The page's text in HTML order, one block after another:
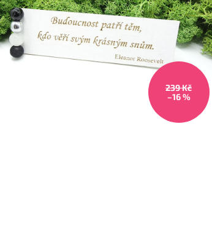
239 Kč
–16 %